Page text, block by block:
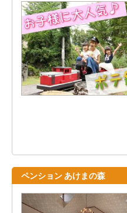
ペンション あけまの森